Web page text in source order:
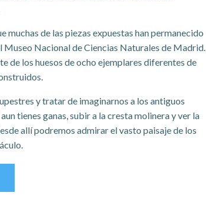
muchas de las piezas expuestas han permanecido
Museo Nacional de Ciencias Naturales de Madrid.
de los huesos de ocho ejemplares diferentes de
y tratar de imaginarnos a los antiguos
tienes ganas, subir a la cresta molinera y ver la
allí podremos admirar el vasto paisaje de los